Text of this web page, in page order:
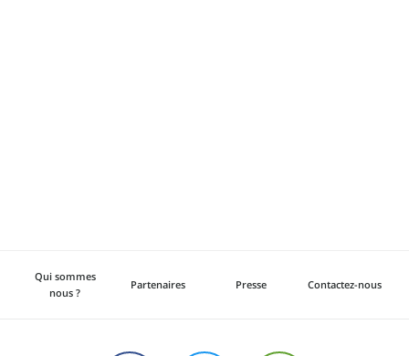
Qui sommes
nous ?
Partenaires Presse Contactez-nous